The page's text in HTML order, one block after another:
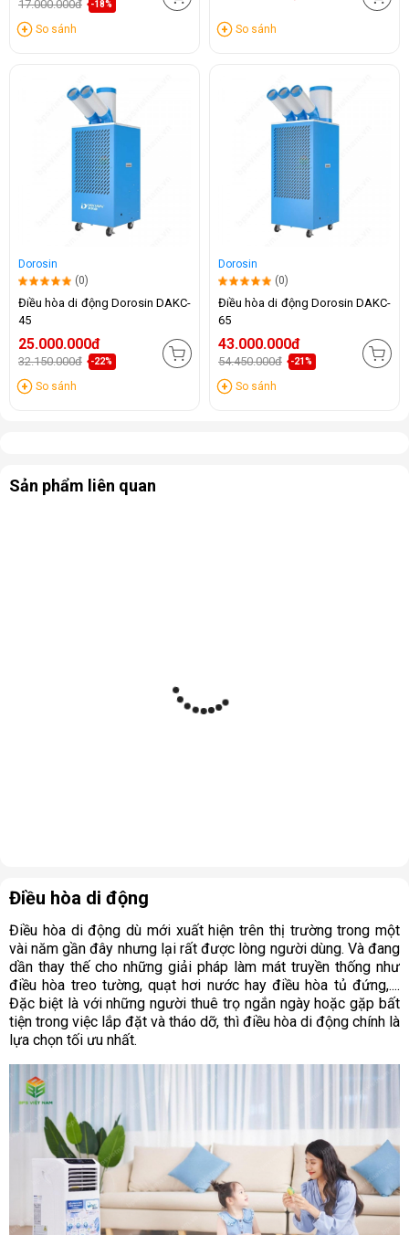
17.000.000đ -18%
So sánh So sánh
Dorosin
(0)
Điều hòa di động Dorosin DAKC-
45
25.000.000đ
32.150.000đ -22%
So sánh
Dorosin
(0)
Điều hòa di động Dorosin DAKC-
65
43.000.000đ
54.450.000đ -21%
So sánh
Sản phẩm liên quan
Điều hòa di động
Điều hòa di động dù mới xuất hiện trên thị trường trong một
vài năm gần đây nhưng lại rất được lòng người dùng. Và đang
dần thay thế cho những giải pháp làm mát truyền thống như
điều hòa treo tường, quạt hơi nước hay điều hòa tủ đứng,....
Đặc biệt là với những người thuê trọ ngắn ngày hoặc gặp bất
tiện trong việc lắp đặt và tháo dỡ, thì điều hòa di động chính là
lựa chọn tối ưu nhất.